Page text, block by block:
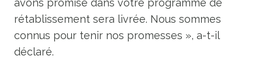
avons promise dans votre programme de
rétablissement sera livrée. Nous sommes
connus pour tenir nos promesses », a-t-il
déclaré.